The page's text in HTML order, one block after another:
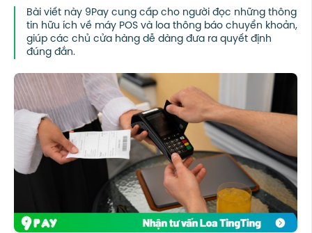
Bài viết này 9Pay cung cấp cho người đọc những thông
tin hữu ích về máy POS và loa thông báo chuyển khoản,
giúp các chủ cửa hàng dễ dàng đưa ra quyết định
đúng đắn.